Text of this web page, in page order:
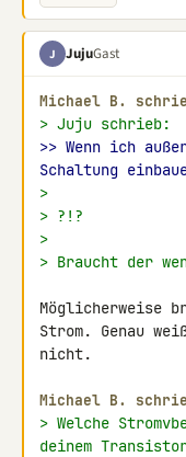
J JujuGast
Michael B.
> Juju schrieb:
>> Wenn ich
Schaltung
>
> ?!?
>
> Braucht der
Möglicherweise
Strom. Genau
nicht.
Michael B.
> Welche
deinem